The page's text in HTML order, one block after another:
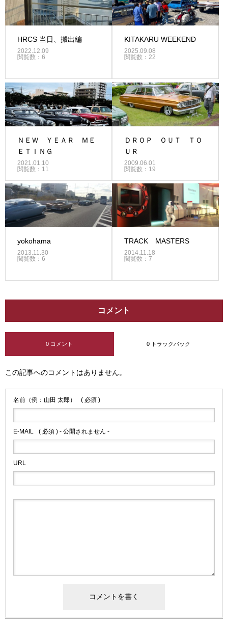
HRCS 当日、搬出編
2022.12.09
閲覧数：6
KITAKARU WEEKEND
2025.09.08
閲覧数：22
ＮＥＷ ＹＥＡＲ ＭＥ
ＥＴＩＮＧ
2021.01.10
閲覧数：11
ＤＲＯＰ ＯＵＴ ＴＯ
ＵＲ
2009.06.01
閲覧数：19
yokohama
2013.11.30
閲覧数：6
TRACK MASTERS
2014.11.18
閲覧数：7
コメント
0 コメント 0 トラックバック
この記事へのコメントはありません。
名前（例：山田 太郎） ( 必須 )
E-MAIL ( 必須 ) - 公開されません -
URL